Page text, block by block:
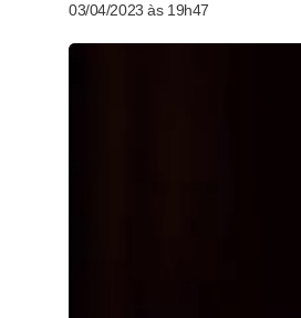
03/04/2023 às 19h47